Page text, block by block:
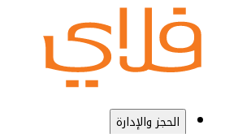
الحجز والإدارة